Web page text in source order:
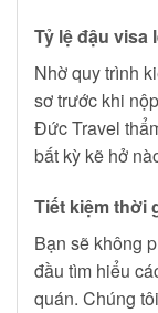
Tỷ lệ đậu visa
Nhờ quy trình
sơ trước khi
Đức Travel
bất kỳ kẽ hở
Tiết kiệm thời
Bạn sẽ không
đầu tìm hiểu
quán. Chúng